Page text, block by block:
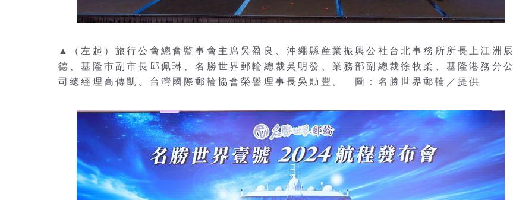
▲（左起）旅行公會總會監事會主席吳盈良、沖繩縣産業振興公社台北事務所所長上江洲辰
德、基隆市副市長邱佩琳、名勝世界郵輪總裁吳明發、業務部副總裁徐牧柔、基隆港務分公
司總經理高傳凱、台灣國際郵輪協會榮譽理事長吳勛豐。 圖：名勝世界郵輪／提供